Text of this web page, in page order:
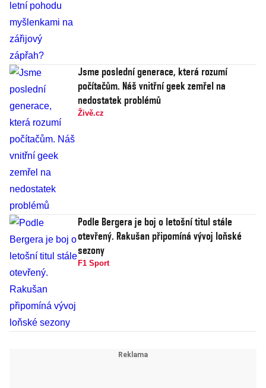
Jsme poslední generace, která rozumí
počítačům. Náš vnitřní geek zemřel na
nedostatek problémů
Živě.cz
Podle Bergera je boj o letošní titul stále
otevřený. Rakušan připomíná vývoj loňské
sezony
F1 Sport